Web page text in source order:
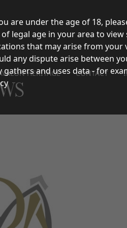
HERITAGE CONTACT
are under the age of 18,
legal age in your area to
that may arise from
any dispute arise between
and uses data - for